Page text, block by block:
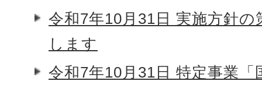
令和7年10月31日 実施方針
します
令和7年10月31日 特定事業「